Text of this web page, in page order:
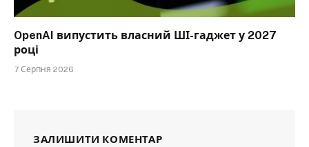
OpenAI випустить власний ШІ-гаджет у 2027
році
7 Серпня 2026
ЗАЛИШИТИ КОМЕНТАР